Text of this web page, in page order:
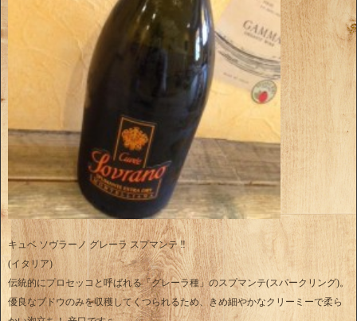
キュベ ソヴラーノ グレーラ スプマンテ ‼︎
(イタリア)
伝統的にプロセッコと呼ばれる「グレーラ種」のスプマンテ(スパークリング)。
優良なブドウのみを収穫してくつられるため、きめ細やかなクリーミーで柔ら